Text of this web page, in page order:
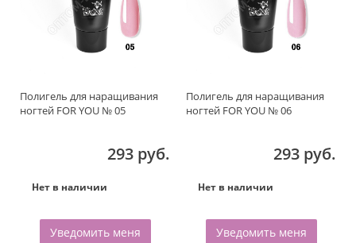
Полигель для наращивания
ногтей FOR YOU № 05
293 руб.
Нет в наличии
Уведомить меня
Полигель для наращивания
ногтей FOR YOU № 06
293 руб.
Нет в наличии
Уведомить меня